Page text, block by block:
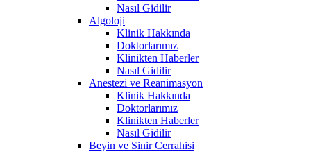
Nasıl Gidilir
Algoloji
Klinik Hakkında
Doktorlarımız
Klinikten Haberler
Nasıl Gidilir
Anestezi ve Reanimasyon
Klinik Hakkında
Doktorlarımız
Klinikten Haberler
Nasıl Gidilir
Beyin ve Sinir Cerrahisi